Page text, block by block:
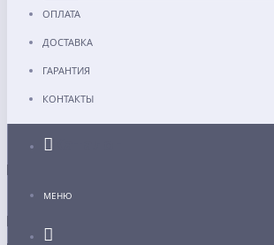
ОПЛАТА
ДОСТАВКА
ГАРАНТИЯ
КОНТАКТЫ
МЕНЮ